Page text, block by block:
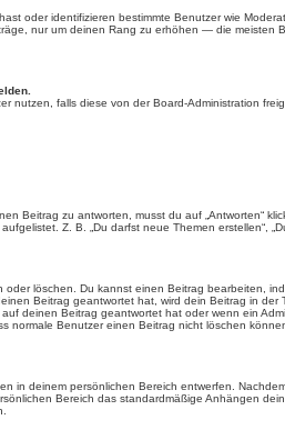
oder identifizieren bestimmte Benutzer wie
nur um deinen Rang zu erhöhen — die meisten
falls diese von der Board-Administration
Beitrag zu antworten, musst du auf „Antworten“
Z. B. „Du darfst neue Themen erstellen“,
löschen. Du kannst einen Beitrag bearbeiten,
Beitrag geantwortet hat, wird dein Beitrag in
deinen Beitrag geantwortet hat oder wenn ein
Benutzer einen Beitrag nicht löschen
in deinem persönlichen Bereich entwerfen.
Bereich das standardmäßige Anhängen